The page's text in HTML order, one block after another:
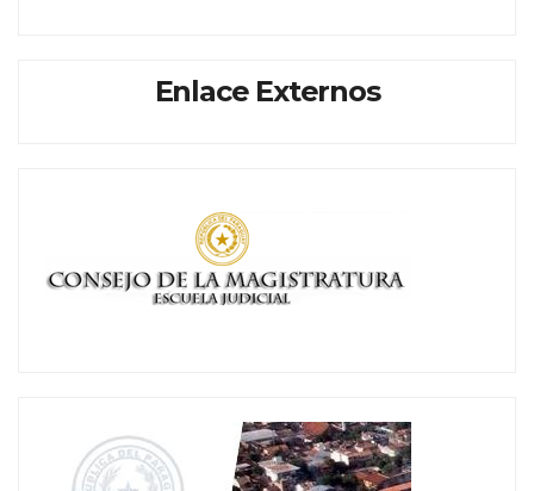
Enlace Externos